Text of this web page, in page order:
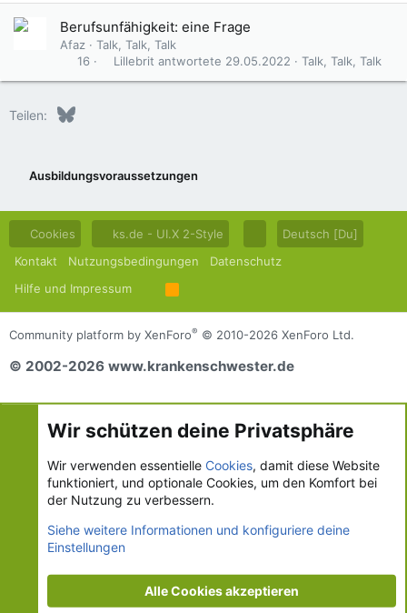
Berufsunfähigkeit: eine Frage
Afaz
Talk, Talk, Talk
16
Talk, Talk, Talk
29.05.2022
Lillebrit
Teilen: Bluesky
Ausbildungsvoraussetzungen
Cookies ks.de - UI.X 2-Style
Deutsch [Du]
Kontakt
Nutzungsbedingungen
Datenschutz
Hilfe und Impressum
R
S
S
Community platform by XenForo® © 2010-2026 XenForo Ltd.
© 2002-2026 www.krankenschwester.de
Wir schützen deine Privatsphäre
Wir verwenden essentielle Cookies, damit diese Website
funktioniert, und optionale Cookies, um den Komfort bei
der Nutzung zu verbessern.
Siehe weitere Informationen und konfiguriere deine
Einstellungen
Alle Cookies akzeptieren